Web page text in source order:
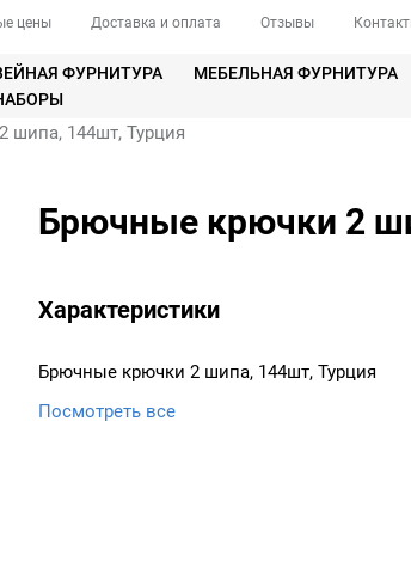
цены Доставка и оплата Отзывы
ФУРНИТУРА МЕБЕЛЬНАЯ ФУРНИТУРА
шипа, 144шт, Турция
Брючные крючки 2
Характеристики
Брючные крючки 2 шипа, 144шт, Турция
Посмотреть все